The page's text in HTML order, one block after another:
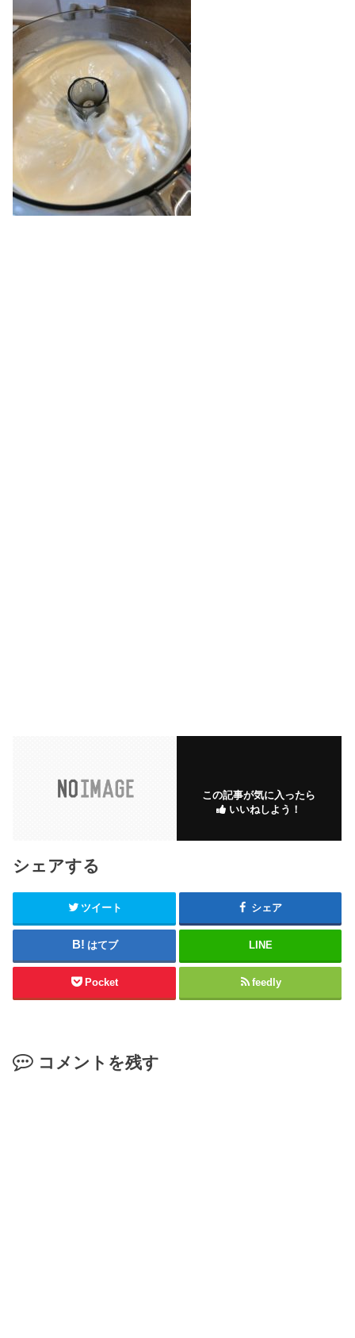
この記事が気に入ったら
いいねしよう！
シェアする
ツイート シェア
はてブ LINE
Pocket feedly
コメントを残す